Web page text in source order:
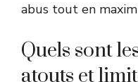
abus tout en
Quels sont
atouts et